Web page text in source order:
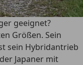
geeignet?
Größen. Sein
sein Hybridantrieb
Japaner mit